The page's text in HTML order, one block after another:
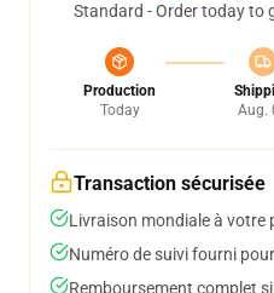
Standard - Order today to
Production
Today
Aug.
Transaction sécurisée
Livraison mondiale à votre
Numéro de suivi fourni
Remboursement complet